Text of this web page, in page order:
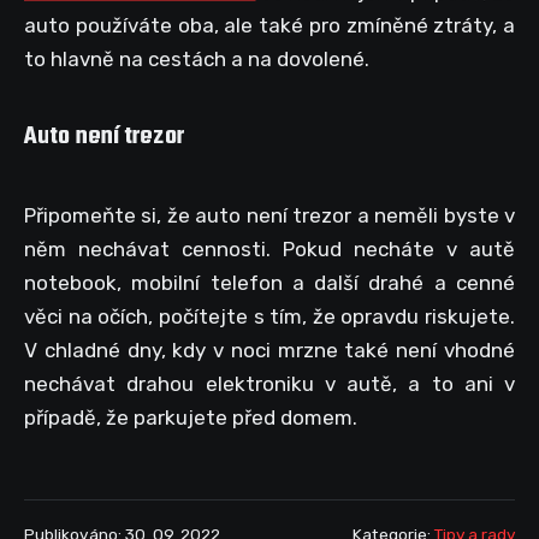
auto používáte oba, ale také pro zmíněné ztráty, a
to hlavně na cestách a na dovolené.
Auto není trezor
Připomeňte si, že auto není trezor a neměli byste v
něm nechávat cennosti. Pokud necháte v autě
notebook, mobilní telefon a další drahé a cenné
věci na očích, počítejte s tím, že opravdu riskujete.
V chladné dny, kdy v noci mrzne také není vhodné
nechávat drahou elektroniku v autě, a to ani v
případě, že parkujete před domem.
Publikováno: 30. 09. 2022 Kategorie:Tipy a rady